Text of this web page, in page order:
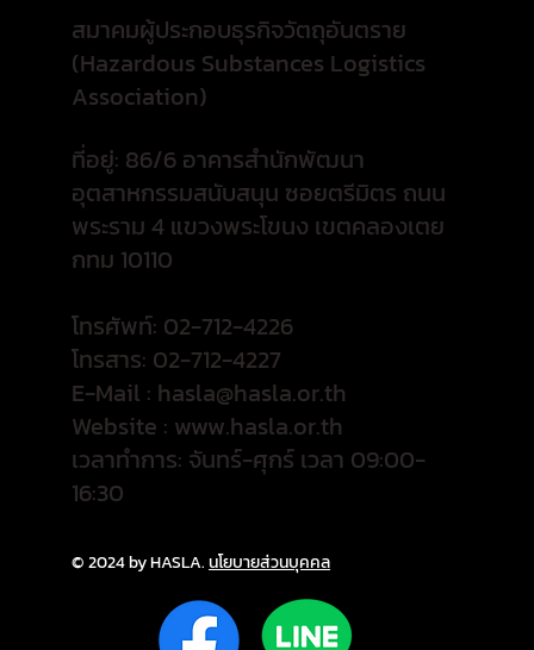
สมาคมผู้ประกอบธุรกิจวัตถุอันตราย
(Hazardous Substances Logistics
Association)
ที่อยู่: 86/6 อาคารสำนักพัฒนา
อุตสาหกรรมสนับสนุน ซอยตรีมิตร ถนน
พระราม 4 แขวงพระโขนง เขตคลองเตย
กทม 10110
โทรศัพท์: 02-712-4226
โทรสาร: 02-712-4227
E-Mail : hasla@hasla.or.th
Website : www.hasla.or.th
เวลาทำการ: จันทร์-ศุกร์ เวลา 09:00-
16:30
© 2024 by HASLA.นโยบายส่วนบุคคล